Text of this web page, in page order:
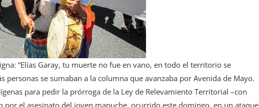
“Elías Garay, tu muerte no fue en vano, en todo el territorio se
personas se sumaban a la columna que avanzaba por Avenida de Mayo.
para pedir la prórroga de la Ley de Relevamiento Territorial –con
el asesinato del joven mapuche, ocurrido este domingo, en un ataque